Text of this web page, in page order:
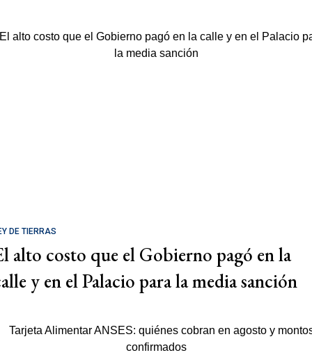
DE TIERRAS
alto costo que el Gobierno pagó en la
y en el Palacio para la media sanción